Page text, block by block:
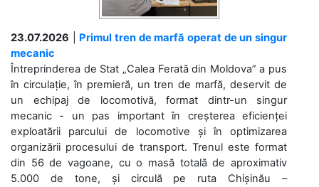
23.07.2026
Primul tren de marfă operat de un singur
mecanic
Întreprinderea de Stat „Calea Ferată din Moldova” a pus
în circulație, în premieră, un tren de marfă, deservit de
un echipaj de locomotivă, format dintr-un singur
mecanic - un pas important în creșterea eficienței
exploatării parcului de locomotive și în optimizarea
organizării procesului de transport. Trenul este format
din 56 de vagoane, cu o masă totală de aproximativ
5.000 de tone, și circulă pe ruta Chișinău –